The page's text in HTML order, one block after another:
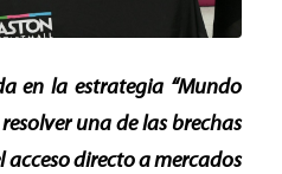
en la estrategia “Mundo
una de las brechas
acceso directo a mercados